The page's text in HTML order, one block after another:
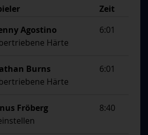
Zeit
6:01
Agostino
Härte
6:01
Burns
Härte
8:40
Fröberg